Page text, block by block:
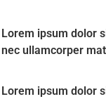
Lorem ipsum dolor
nec ullamcorper
Lorem ipsum dolor